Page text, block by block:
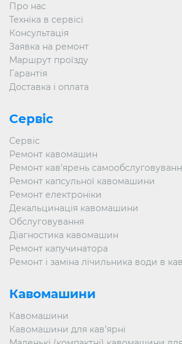
Про нас
Техніка в сервісі
Консультація
Заявка на ремонт
Маршрут проїзду
Гарантія
Доставка і оплата
Сервіс
Сервіс
Ремонт кавомашин
Ремонт кав’ярень
Ремонт капсульної кавомашини
Ремонт електроніки
Декальцинація кавомашини
Обслуговування
Діагностика кавомашин
Ремонт капучинатора
Ремонт і заміна лічильника води в
Кавомашини
Кавомашини
Кавомашини для кав’ярні